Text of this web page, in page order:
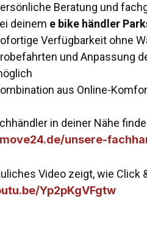
Beratung und
deinem e bike händler
Verfügbarkeit ohne
und Anpassung
aus Online-
in deiner Nähe
unsere-
Video zeigt, wie Click
Yp2pKgVFgtw